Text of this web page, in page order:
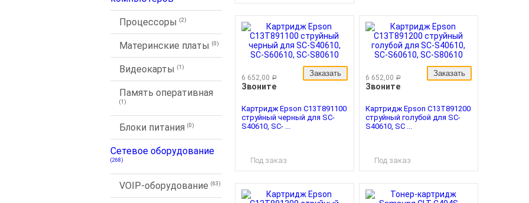
Процессоры (2)
Материнские платы (0)
Видеокарты (1)
Память оперативная
(1)
Блоки питания (0)
Сетевое оборудование
(268)
VOIP-оборудование (63)
Заказать
6 652,00 руб.
Звоните
Картридж Epson C13T891100
струйный черный для SC-
S40610, SC- ...
Под заказ
Заказать
6 652,00 руб.
Звоните
Картридж Epson C13T891200
струйный голубой для SC-
S40610, SC ...
Под заказ